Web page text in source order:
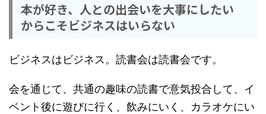
本が好き、人との出会いを大事にしたい
からこそビジネスはいらない
ビジネスはビジネス。読書会は読書会です。
会を通じて、共通の趣味の読書で意気投合して、イ
ベント後に遊びに行く、飲みにいく、カラオケにい